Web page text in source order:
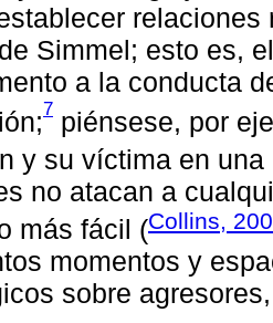
Simmel; esto es,
a la conducta
7 piénsese, por
y su víctima en una
no atacan a
más fácil (Collins,
momentos y
sobre